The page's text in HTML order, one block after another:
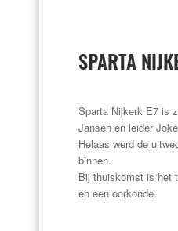
SPARTA
Sparta Nijkerk E7 is
Jansen en leider
Helaas werd de
binnen.
Bij thuiskomst is het
en een oorkonde.